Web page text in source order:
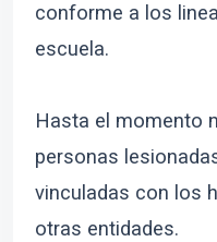
conforme a los
escuela.
Hasta el momento
personas
vinculadas con los
otras entidades.